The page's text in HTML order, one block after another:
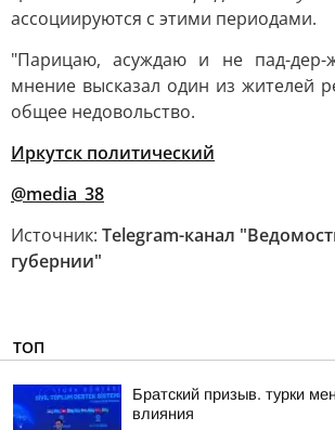
ассоциируются с этими периодами.
"Парицаю, асуждаю и не пад-дер-
мнение высказал один из жителей
общее недовольство.
Иркутск политический
@media_38
Источник: Telegram-канал
губернии"
ТОП
Братский призыв. турки
влияния